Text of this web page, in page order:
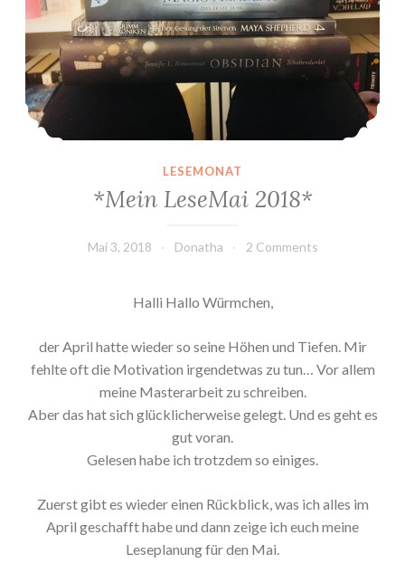
LESEMONAT
*Mein LeseMai 2018*
Mai 3, 2018 Donatha 2 Comments
Halli Hallo Würmchen,
der April hatte wieder so seine Höhen und Tiefen. Mir
fehlte oft die Motivation irgendetwas zu tun… Vor allem
meine Masterarbeit zu schreiben.
Aber das hat sich glücklicherweise gelegt. Und es geht es
gut voran.
Gelesen habe ich trotzdem so einiges.
Zuerst gibt es wieder einen Rückblick, was ich alles im
April geschafft habe und dann zeige ich euch meine
Leseplanung für den Mai.